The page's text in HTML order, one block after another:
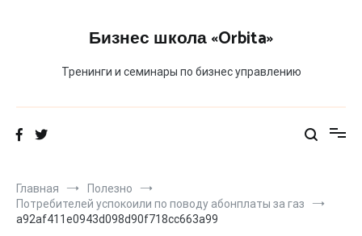
Бизнес школа «Orbita»
Тренинги и семинары по бизнес управлению
Главная
Полезно
Потребителей успокоили по поводу абонплаты за газ
a92af411e0943d098d90f718cc663a99